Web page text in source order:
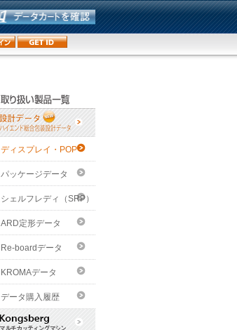
ディスプレイ・POP
パッケージデータ
シェルフレディ（SRP）
ARD定形データ
Re-boardデータ
KROMAデータ
データ購入履歴